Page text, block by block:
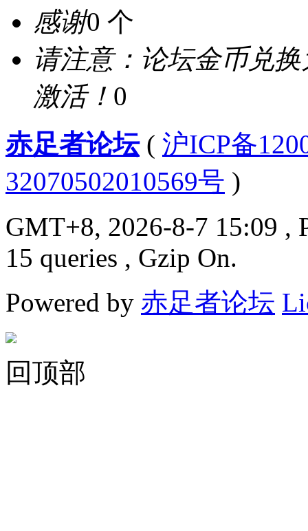
感谢0 个
请注意：论坛金币兑
激活！ 0
赤足者论坛( 沪ICP备
32070502010569号 )
GMT+8, 2026-8-7 15:09 ,
15 queries , Gzip On.
Powered by 赤足者论坛
回顶部